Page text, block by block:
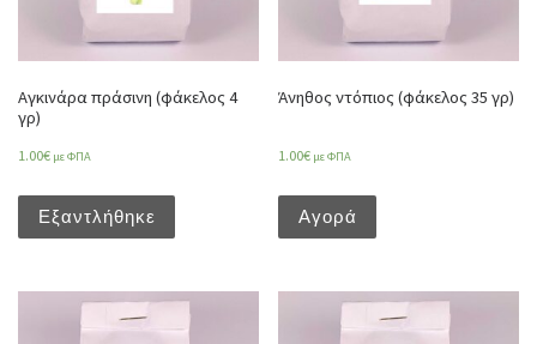
Αγκινάρα πράσινη (φάκελος 4
γρ)
1.00€ με ΦΠΑ
Εξαντλήθηκε
Άνηθος ντόπιος (φάκελος 35 γρ)
1.00€ με ΦΠΑ
Αγορά